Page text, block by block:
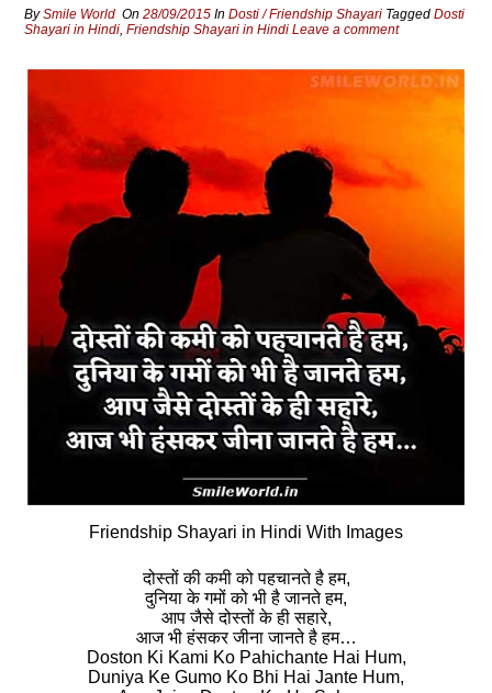
BySmile World On28/09/2015 InDosti / Friendship Shayari TaggedDosti
Shayari in Hindi,Friendship Shayari in Hindi Leave a comment
Friendship Shayari in Hindi With Images
दोस्तों की कमी को पहचानते है हम,
दुनिया के गमों को भी है जानते हम,
आप जैसे दोस्तों के ही सहारे,
आज भी हंसकर जीना जानते है हम…
Doston Ki Kami Ko Pahichante Hai Hum,
Duniya Ke Gumo Ko Bhi Hai Jante Hum,